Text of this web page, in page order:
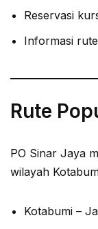
Reservasi
Informasi
Rute
PO Sinar Jaya
wilayah
Kotabumi –